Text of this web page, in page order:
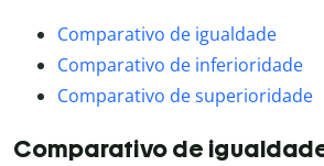
Comparativo de igualdade
Comparativo de inferioridade
Comparativo de superioridade
Comparativo de